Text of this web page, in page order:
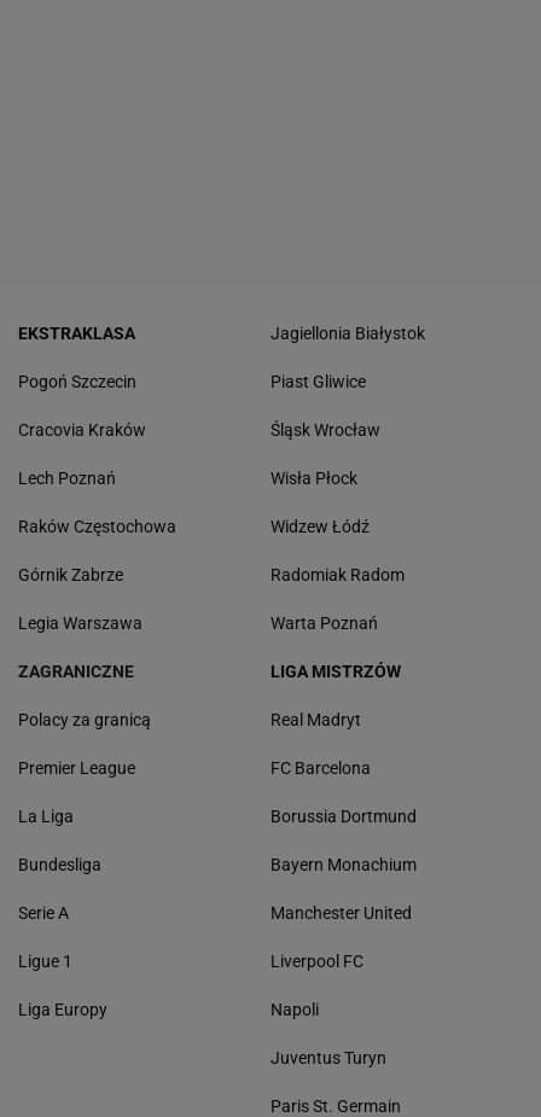
EKSTRAKLASA
Pogoń Szczecin
Cracovia Kraków
Lech Poznań
Raków Częstochowa
Górnik Zabrze
Legia Warszawa
Jagiellonia Białystok
Piast Gliwice
Śląsk Wrocław
Wisła Płock
Widzew Łódź
Radomiak Radom
Warta Poznań
ZAGRANICZNE
Polacy za granicą
Premier League
La Liga
Bundesliga
Serie A
Ligue 1
Liga Europy
LIGA MISTRZÓW
Real Madryt
FC Barcelona
Borussia Dortmund
Bayern Monachium
Manchester United
Liverpool FC
Napoli
Juventus Turyn
Paris St. Germain